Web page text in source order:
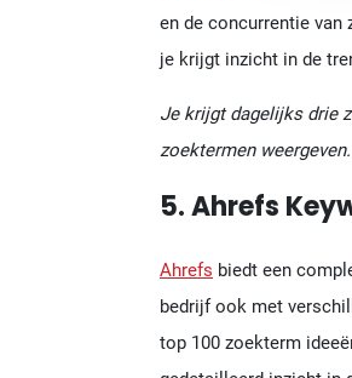
en de concurrentie van
je krijgt inzicht in de
Je krijgt dagelijks drie
zoektermen weergeven.
5. Ahrefs
Ahrefs biedt een
bedrijf ook met
top 100 zoekterm